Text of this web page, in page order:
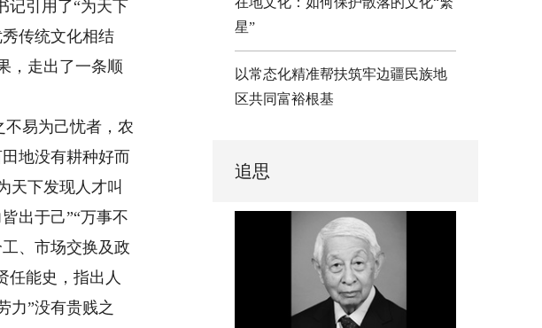
记引用了“为天下
传统文化相结
，走出了一条顺
易为己忧者，农
地没有耕种好而
天下发现人才叫
出于己”“万事不
、市场交换及政
任能史，指出人
力”没有贵贱之
星”
以常态化精准帮扶筑牢边疆民族地
区共同富裕根基
追思